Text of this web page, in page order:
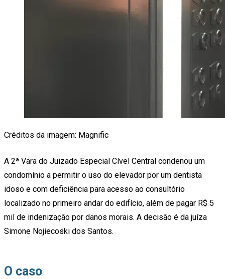
Créditos da imagem: Magnific
A 2ª Vara do Juizado Especial Cível Central condenou um
condomínio a permitir o uso do elevador por um dentista
idoso e com deficiência para acesso ao consultório
localizado no primeiro andar do edifício, além de pagar R$ 5
mil de indenização por danos morais. A decisão é da juíza
Simone Nojiecoski dos Santos.
O caso